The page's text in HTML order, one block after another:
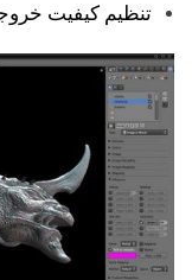
تنظیم کیفیت